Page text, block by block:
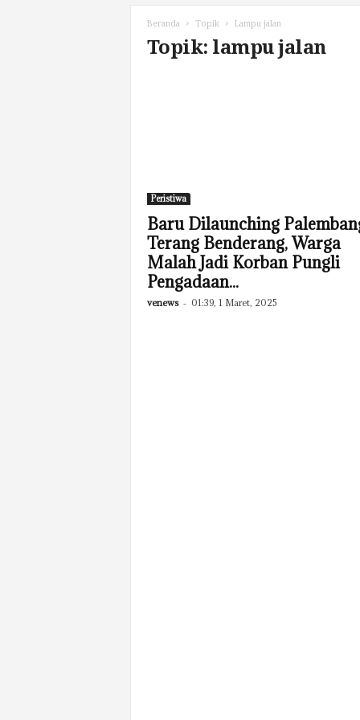
Beranda Topik Lampu jalan
Topik: lampu jalan
Peristiwa
Baru Dilaunching
Terang Benderang, Warga
Malah Jadi Korban Pungli
Pengadaan...
venews - 01:39, 1 Maret, 2025